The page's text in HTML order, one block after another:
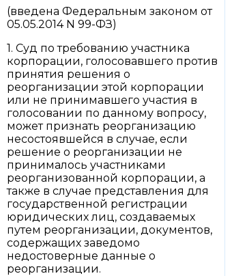
(введена Федеральным законом от
05.05.2014 N 99-ФЗ)
1. Суд по требованию участника
корпорации, голосовавшего против
принятия решения о
реорганизации этой корпорации
или не принимавшего участия в
голосовании по данному вопросу,
может признать реорганизацию
несостоявшейся в случае, если
решение о реорганизации не
принималось участниками
реорганизованной корпорации, а
также в случае представления для
государственной регистрации
юридических лиц, создаваемых
путем реорганизации, документов,
содержащих заведомо
недостоверные данные о
реорганизации.